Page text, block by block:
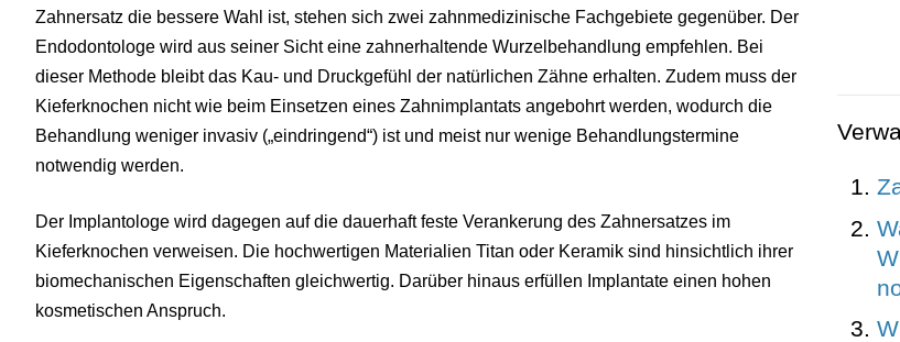
Zahnersatz die bessere Wahl ist, stehen sich zwei zahnmedizinische Fachgebiete gegenüber. Der
Endodontologe wird aus seiner Sicht eine zahnerhaltende Wurzelbehandlung empfehlen. Bei
dieser Methode bleibt das Kau- und Druckgefühl der natürlichen Zähne erhalten. Zudem muss der
Kieferknochen nicht wie beim Einsetzen eines Zahnimplantats angebohrt werden, wodurch die
Behandlung weniger invasiv („eindringend“) ist und meist nur wenige Behandlungstermine
notwendig werden.
Der Implantologe wird dagegen auf die dauerhaft feste Verankerung des Zahnersatzes im
Kieferknochen verweisen. Die hochwertigen Materialien Titan oder Keramik sind hinsichtlich ihrer
biomechanischen Eigenschaften gleichwertig. Darüber hinaus erfüllen Implantate einen hohen
kosmetischen Anspruch.